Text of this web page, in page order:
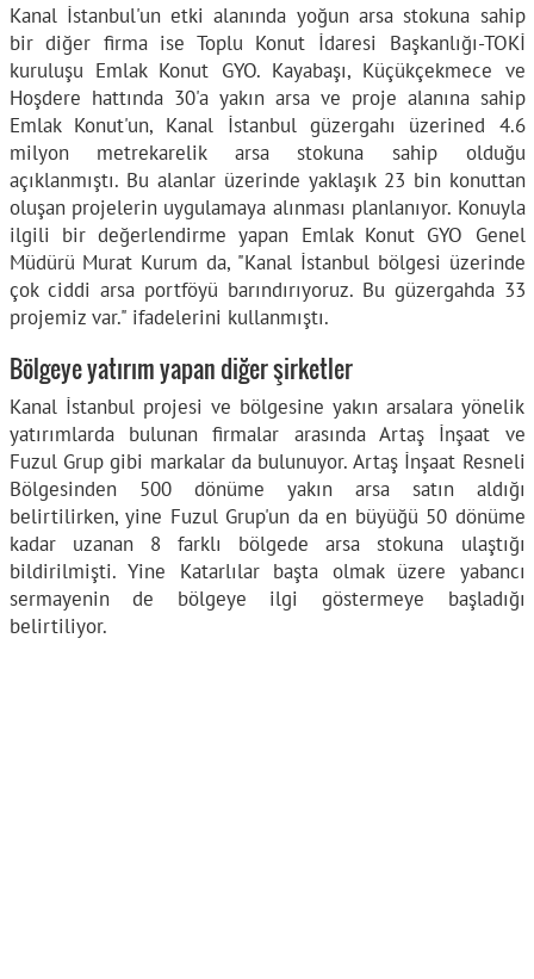
Kanal İstanbul'un etki alanında yoğun arsa stokuna sahip
bir diğer firma ise Toplu Konut İdaresi Başkanlığı-TOKİ
kuruluşu Emlak Konut GYO. Kayabaşı, Küçükçekmece ve
Hoşdere hattında 30'a yakın arsa ve proje alanına sahip
Emlak Konut'un, Kanal İstanbul güzergahı üzerined 4.6
milyon metrekarelik arsa stokuna sahip olduğu
açıklanmıştı. Bu alanlar üzerinde yaklaşık 23 bin konuttan
oluşan projelerin uygulamaya alınması planlanıyor. Konuyla
ilgili bir değerlendirme yapan Emlak Konut GYO Genel
Müdürü Murat Kurum da, "Kanal İstanbul bölgesi üzerinde
çok ciddi arsa portföyü barındırıyoruz. Bu güzergahda 33
projemiz var." ifadelerini kullanmıştı.
Bölgeye yatırım yapan diğer şirketler
Kanal İstanbul projesi ve bölgesine yakın arsalara yönelik
yatırımlarda bulunan firmalar arasında Artaş İnşaat ve
Fuzul Grup gibi markalar da bulunuyor. Artaş İnşaat Resneli
Bölgesinden 500 dönüme yakın arsa satın aldığı
belirtilirken, yine Fuzul Grup'un da en büyüğü 50 dönüme
kadar uzanan 8 farklı bölgede arsa stokuna ulaştığı
bildirilmişti. Yine Katarlılar başta olmak üzere yabancı
sermayenin de bölgeye ilgi göstermeye başladığı
belirtiliyor.